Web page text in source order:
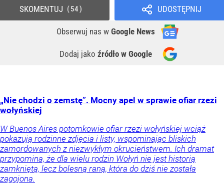
UDOSTĘPNIJ
Obserwuj nas w Google News
Dodaj jako źródło w Google
SKOMENTUJ 54
„Nie chodzi o zemstę”. Mocny apel w sprawie ofiar rzezi
wołyńskiej
W Buenos Aires potomkowie ofiar rzezi wołyńskiej wciąż
pokazują rodzinne zdjęcia i listy, wspominając bliskich
zamordowanych z niezwykłym okrucieństwem. Ich dramat
przypomina, że dla wielu rodzin Wołyń nie jest historią
zamkniętą, lecz bolesną raną, która do dziś nie została
zagojona.